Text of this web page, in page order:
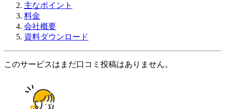
主なポイント
料金
会社概要
資料ダウンロード
このサービスはまだ口コミ投稿はありません。